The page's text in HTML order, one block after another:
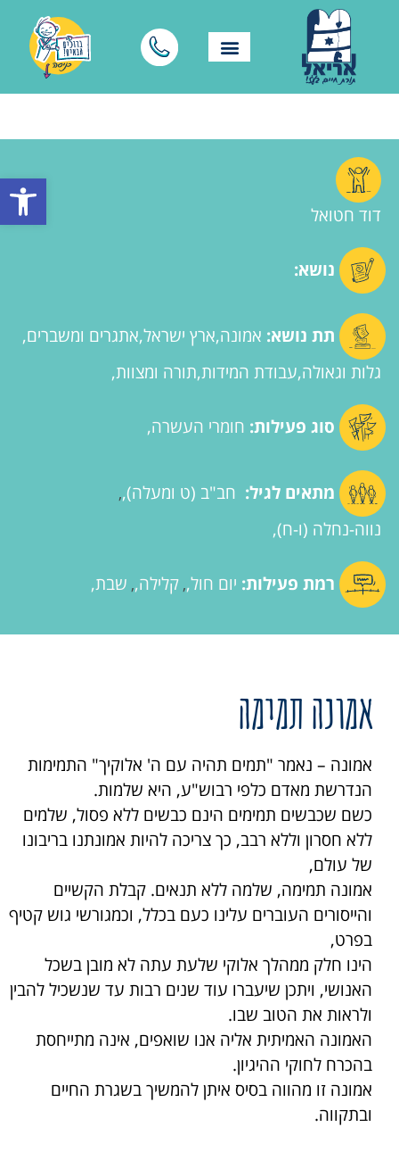
פתח
דוד חטואל
נושא:
תת נושא: אמונה ארץ ישראל אתגרים ומשברים
גלות וגאולה עבודת המידות תורה ומצוות
סוג פעילות: חומרי העשרה
מתאים לגיל: חב"ב (ט ומעלה) ,
נווה-נחלה (ו-ח)
רמת פעילות: יום חול , קלילה , שבת
אמונה תמימה
אמונה – נאמר "תמים תהיה עם ה' אלוקיך" התמימות
הנדרשת מאדם כלפי רבוש"ע, היא שלמות.
כשם שכבשים תמימים הינם כבשים ללא פסול, שלמים
ללא חסרון וללא רבב, כך צריכה להיות אמונתנו בריבונו
של עולם,
אמונה תמימה, שלמה ללא תנאים. קבלת הקשיים
והייסורים העוברים עלינו כעם בכלל, וכמגורשי גוש קטיף
בפרט,
הינו חלק ממהלך אלוקי שלעת עתה לא מובן בשכל
האנושי, ויתכן שיעברו עוד שנים רבות עד שנשכיל להבין
ולראות את הטוב שבו.
האמונה האמיתית אליה אנו שואפים, אינה מתייחסת
בהכרח לחוקי ההיגיון.
אמונה זו מהווה בסיס איתן להמשיך בשגרת החיים
ובתקווה.